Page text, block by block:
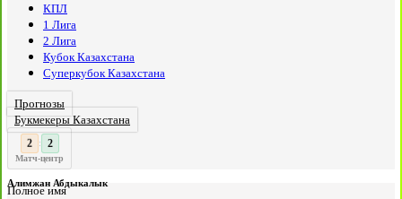
КПЛ
1 Лига
2 Лига
Кубок Казахстана
Суперкубок Казахстана
Прогнозы
Букмекеры Казахстана
: 2
Матч-центр
Алимжан Абдыкалык
Полное имя